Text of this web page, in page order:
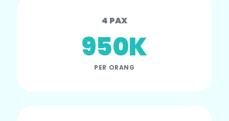
4 PAX
950K
PER ORANG